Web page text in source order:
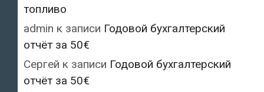
топливо
admin к записи Годовой бухгалтерский
отчёт за 50€
Сергей к записи Годовой бухгалтерский
отчёт за 50€